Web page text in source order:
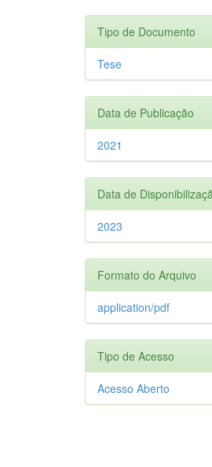
Tipo de Documento
Tese
Data de Publicação
2021
Data de
2023
Formato do Arquivo
application/pdf
Tipo de Acesso
Acesso Aberto